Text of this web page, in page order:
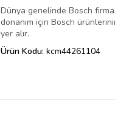
Dünya genelinde Bosch
donanım için Bosch
yer alır.
Ürün Kodu: kcm44261104